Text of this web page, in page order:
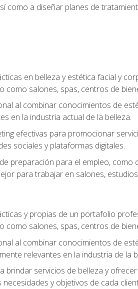
como a diseñar planes de
en belleza y estética facial y
como salones, spas, centros de
al combinar conocimientos de
en la industria actual de la belleza.
efectivas para promocionar
sociales y plataformas digitales.
preparación para el empleo,
para trabajar en salones,
y propias de un portafolio
como salones, spas, centros de
al combinar conocimientos de
relevantes en la industria de la
brindar servicios de belleza y
y objetivos de cada